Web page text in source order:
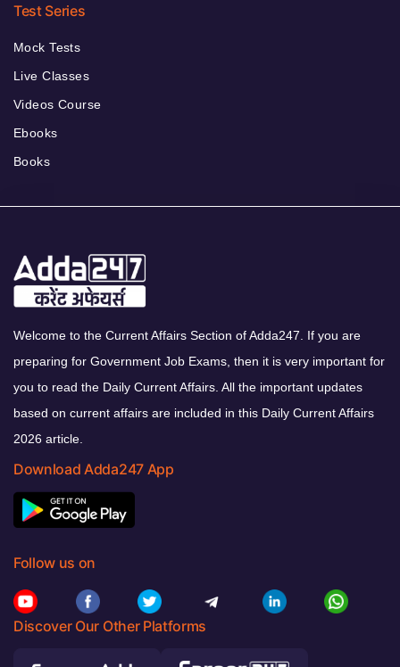
Test Series
Mock Tests
Live Classes
Videos Course
Ebooks
Books
Welcome to the Current Affairs Section of Adda247. If you are
preparing for Government Job Exams, then it is very important for
you to read the Daily Current Affairs. All the important updates
based on current affairs are included in this Daily Current Affairs
2026 article.
Download Adda247 App
Follow us on
Discover Our Other Platforms